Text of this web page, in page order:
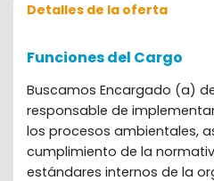
Detalles de la oferta
Funciones del Cargo
Buscamos Encargado (a)
responsable de
los procesos ambientales,
cumplimiento de la
estándares internos de la